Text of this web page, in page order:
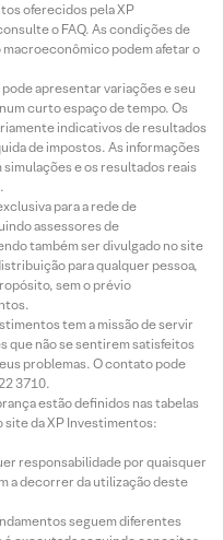
oferecidos pela XP
o FAQ. As condições de
podem afetar o
apresentar variações e seu
curto espaço de tempo. Os
indicativos de resultados
de impostos. As informações
e os resultados reais
para a rede de
assessores de
também ser divulgado no site
para qualquer pessoa,
sem o prévio
tem a missão de servir
que não se sentirem satisfeitos
problemas. O contato pode
3710.
estão definidos nas tabelas
site da XP Investimentos:
responsabilidade por quaisquer
a decorrer da utilização deste
seguem diferentes